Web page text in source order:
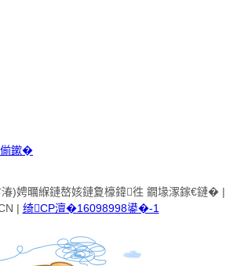
偂鏉�
)娉曞緥鏈嶅姟鏈夐檺鍏徃 鐗堟潈鎵€鏈� |
| 绮CP澶�16098998鍙�-1